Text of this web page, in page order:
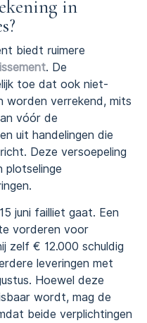
in
biedt ruimere
. De
toe dat ook niet-
worden verrekend, mits
vóór de
uit handelingen die
Deze versoepeling
plotselinge
juni failliet gaat. Een
vorderen voor
zelf € 12.000 schuldig
leveringen met
Hoewel deze
wordt, mag de
beide verplichtingen